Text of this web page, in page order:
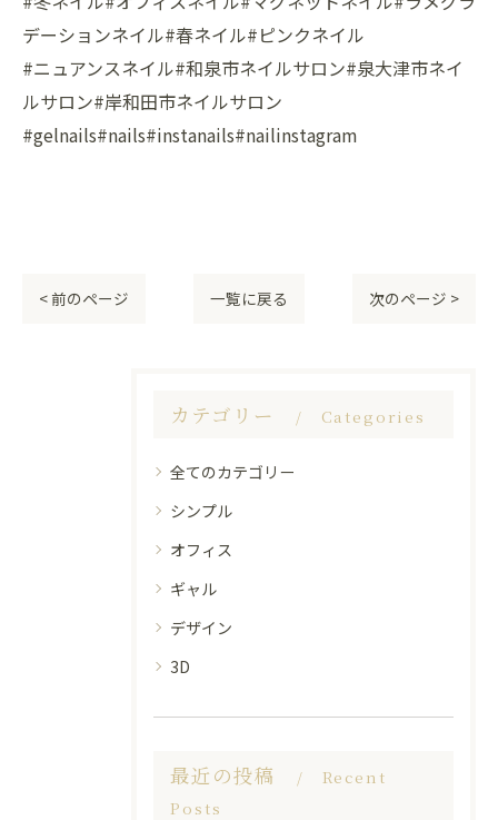
デーションネイル#春ネイル#ピンクネイル
#ニュアンスネイル#和泉市ネイルサロン#泉大津市ネイ
ルサロン#岸和田市ネイルサロン
#gelnails#nails#instanails#nailinstagram
< 前のページ 一覧に戻る 次のページ >
カテゴリー Categories
全てのカテゴリー
シンプル
オフィス
ギャル
デザイン
3D
最近の投稿
Recent
Posts